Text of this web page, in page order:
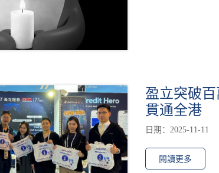
盈立突破
貫通全港
日期：2025-11-11
閱讀更多